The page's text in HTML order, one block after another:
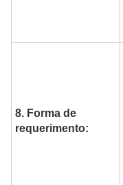
8. Forma de
requerimento: